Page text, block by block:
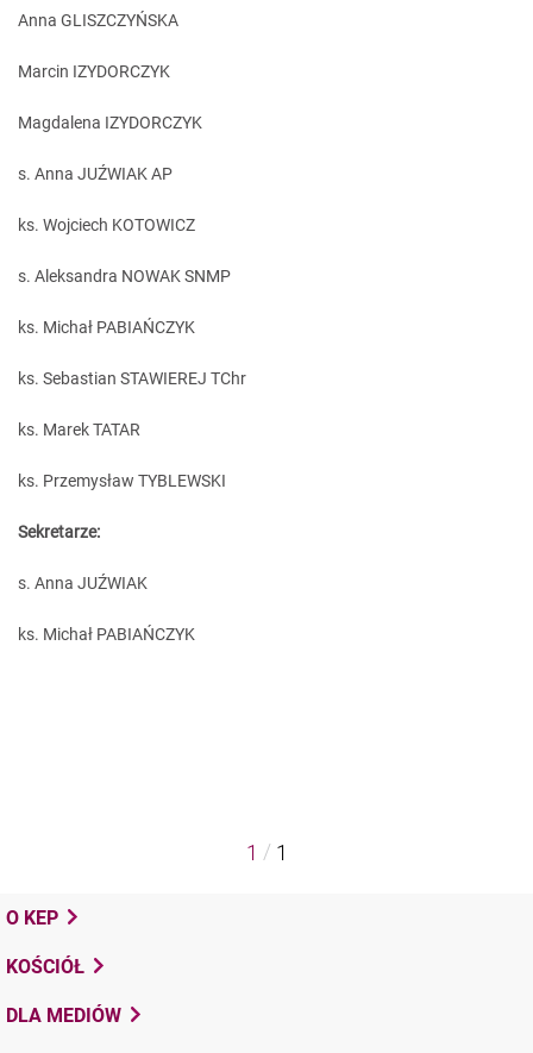
Anna GLISZCZYŃSKA
Marcin IZYDORCZYK
Magdalena IZYDORCZYK
s. Anna JUŹWIAK AP
ks. Wojciech KOTOWICZ
s. Aleksandra NOWAK SNMP
ks. Michał PABIAŃCZYK
ks. Sebastian STAWIEREJ TChr
ks. Marek TATAR
ks. Przemysław TYBLEWSKI
Sekretarze:
s. Anna JUŹWIAK
ks. Michał PABIAŃCZYK
1 / 1
O KEP
KOŚCIÓŁ
DLA MEDIÓW